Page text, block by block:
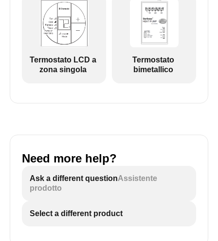
Termostato LCD a
zona singola
Termostato
bimetallico
Need more help?
Ask a different questionAssistente
prodotto
Select a different product